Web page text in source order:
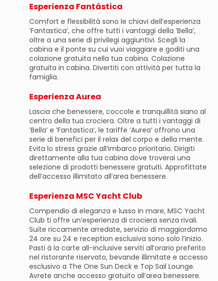
Esperienza Fantástica
Comfort e flessibilità sono le chiavi dell’esperienza
’Fantastica’, che offre tutti i vantaggi della ’Bella’,
oltre a una serie di privilegi aggiuntivi. Scegli la
cabina e il ponte su cui vuoi viaggiare e goditi una
colazione gratuita nella tua cabina. Colazione
gratuita in cabina. Divertiti con attività per tutta la
famiglia.
Esperienza Aurea
Lascia che benessere, coccole e tranquillità siano al
centro della tua crociera. Oltre a tutti i vantaggi di
’Bella’ e ’Fantastica’, le tariffe ’Aurea’ offrono una
serie di benefici per il relax del corpo e della mente.
Evita lo stress grazie all’imbarco prioritario. Dirigiti
direttamente alla tua cabina dove troverai una
selezione di prodotti benessere gratuiti. Approfittate
dell’accesso illimitato all’area benessere.
Esperienza MSC Yacht Club
Compendio di eleganza e lusso in mare, MSC Yacht
Club ti offre un’esperienza di crociera senza rivali.
Suite riccamente arredate, servizio di maggiordomo
24 ore su 24 e reception esclusiva sono solo l’inizio.
Pasti à la carte all-inclusive serviti all’orario preferito
nel ristorante riservato, bevande illimitate e accesso
esclusivo a The One Sun Deck e Top Sail Lounge.
Avrete anche accesso gratuito all’area benessere.